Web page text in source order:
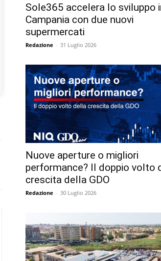
Sole365 accelera lo sviluppo
Campania con due nuovi
supermercati
Redazione - 31 Luglio 2026
Nuove aperture o migliori
performance? Il doppio volto
crescita della GDO
Redazione - 30 Luglio 2026